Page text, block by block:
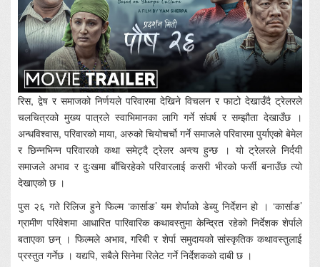
रिस, द्वेष र समाजको निर्णयले परिवारमा देखिने विचलन र फाटो देखाउँदै ट्रेलरले
चलचित्रको मुख्य पात्रले स्वाभिमानका लागि गर्ने संघर्ष र सम्झौता देखाउँछ ।
अन्धविश्वास, परिवारको माया, अरुको चियोचर्चो गर्ने समाजले परिवारमा पुर्याएको बेमेल
र छिन्नभिन्न परिवारको कथा समेट्दै ट्रेलर अन्त्य हुन्छ । यो ट्रेलरले निर्दयी
समाजले अभाव र दुःखमा बाँचिरहेको परिवारलाई कसरी भीरको फर्सी बनाउँछ त्यो
देखाएको छ ।
पुस २६ गते रिलिज हुने फिल्म ‘कार्साङ’ यम शेर्पाको डेब्यु निर्देशन हो । ‘कार्साङ’
ग्रामीण परिवेशमा आधारित पारिवारिक कथावस्तुमा केन्द्रित रहेको निर्देशक शेर्पाले
बताएका छन् । फिल्मले अभाव, गरिबी र शेर्पा समुदायको सांस्कृतिक कथावस्तुलाई
प्रस्तुत गर्नेछ । यद्यपि, सबैले सिनेमा रिलेट गर्ने निर्देशकको दाबी छ ।